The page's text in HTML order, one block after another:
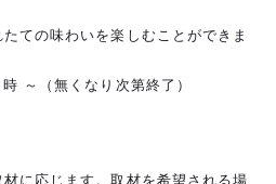
ての味わいを楽しむことができま
～（無くなり次第終了）
に応じます。取材を希望される場